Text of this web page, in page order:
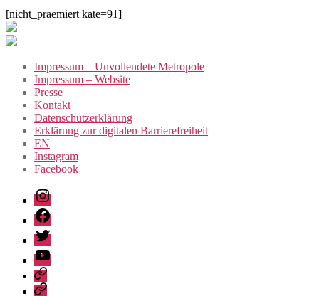
[nicht_praemiert kate=91]
Impressum – Unvollendete Metropole
Impressum – Website
Presse
Kontakt
Datenschutzerklärung
Erklärung zur digitalen Barrierefreiheit
EN
Instagram
Facebook
Instagram
Facebook
Twitter
Youtube
Privacy
Policy
Publications